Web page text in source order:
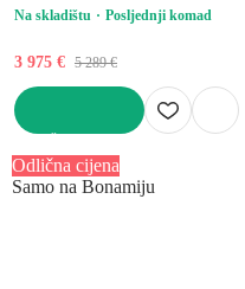
Na skladištu Posljednji komad
3 975 € 5 289 €
Odlična cijena
Samo na Bonamiju